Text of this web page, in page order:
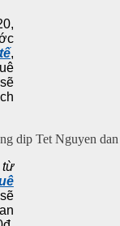
,
từ
sẽ